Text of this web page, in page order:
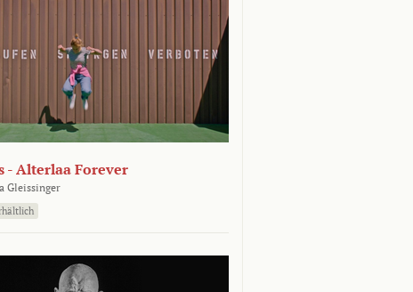
- Alterlaa Forever
Gleissinger